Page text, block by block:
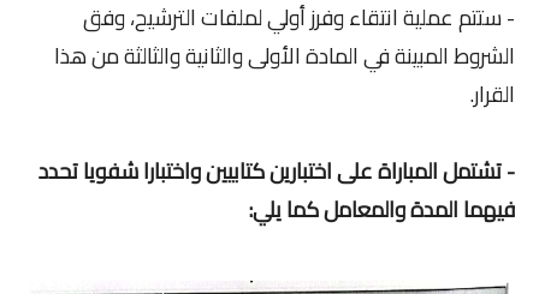
- ستتم عملية انتقاء وفرز أولي لملفات الترشيح، وفق
الشروط المبينة في المادة الأولى والثانية والثالثة من هذا
القرار.
- تشتمل المباراة على اختبارين كتابيين واختبارا شفويا تحدد
فيهما المدة والمعامل كما يلي: